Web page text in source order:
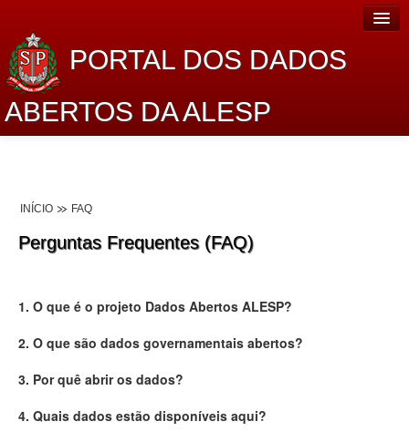
PORTAL DOS DADOS
ABERTOS DA ALESP
Lei de Acesso à Informação
INÍCIO FAQ
Perguntas Frequentes (FAQ)
1. O que é o projeto Dados Abertos ALESP?
2. O que são dados governamentais abertos?
3. Por quê abrir os dados?
4. Quais dados estão disponíveis aqui?